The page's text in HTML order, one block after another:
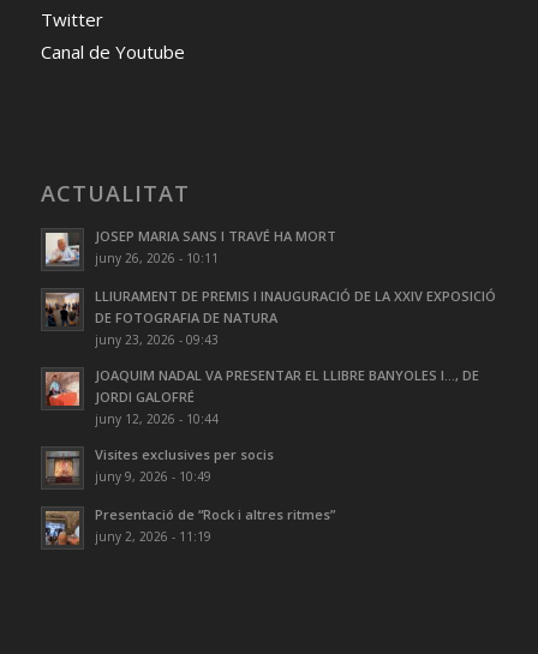
Twitter
Canal de Youtube
ACTUALITAT
JOSEP MARIA SANS I TRAVÉ HA MORT
juny 26, 2026 - 10:11
LLIURAMENT DE PREMIS I INAUGURACIÓ DE LA XXIV EXPOSICIÓ
DE FOTOGRAFIA DE NATURA
juny 23, 2026 - 09:43
JOAQUIM NADAL VA PRESENTAR EL LLIBRE BANYOLES I…, DE
JORDI GALOFRÉ
juny 12, 2026 - 10:44
Visites exclusives per socis
juny 9, 2026 - 10:49
Presentació de “Rock i altres ritmes”
juny 2, 2026 - 11:19